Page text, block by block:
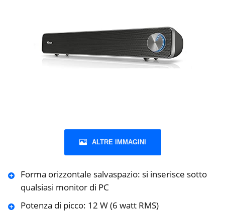
ALTRE IMMAGINI
Forma orizzontale salvaspazio: si inserisce sotto
qualsiasi monitor di PC
Potenza di picco: 12 W (6 watt RMS)